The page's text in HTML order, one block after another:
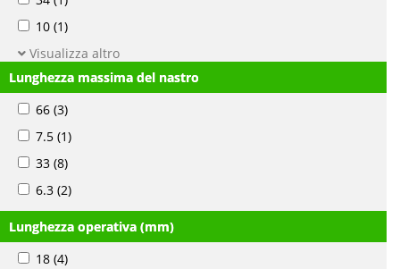
10 (1)
Visualizza altro
Lunghezza massima del nastro
66 (3)
7.5 (1)
33 (8)
6.3 (2)
Lunghezza operativa (mm)
18 (4)